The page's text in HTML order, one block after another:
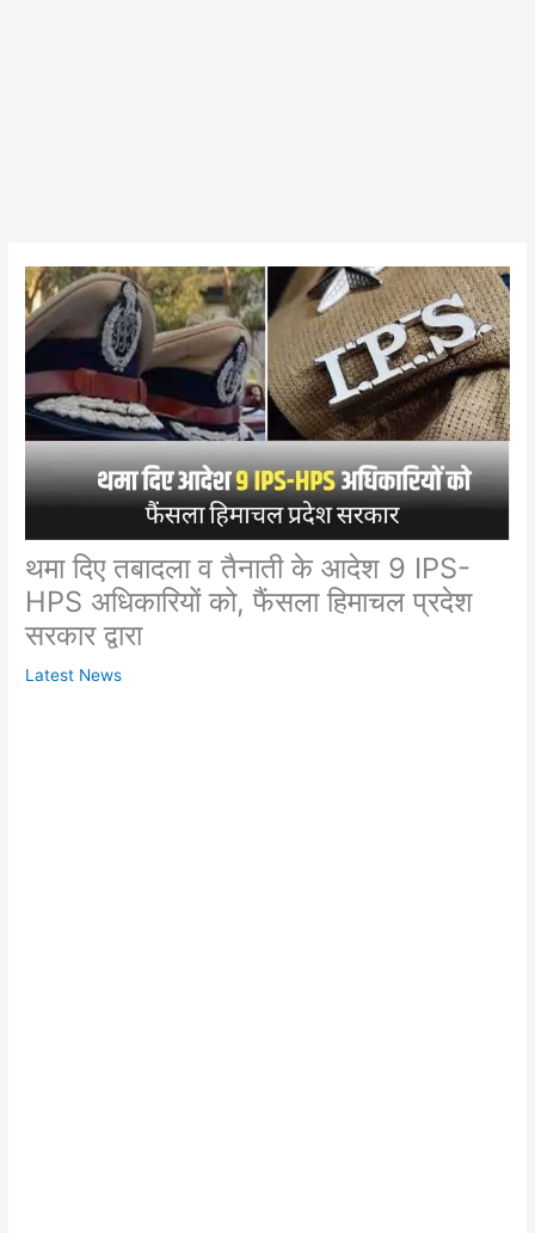
थमा दिए तबादला व तैनाती के आदेश 9 IPS-
HPS अधिकारियों को, फैंसला हिमाचल प्रदेश
सरकार द्वारा
Latest News